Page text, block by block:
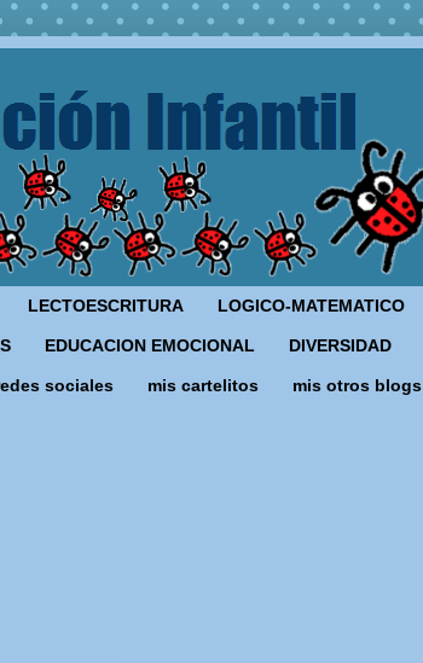
LECTOESCRITURA LOGICO-MATEMATICO
EDUCACION EMOCIONAL DIVERSIDAD
sociales mis cartelitos mis otros blogs